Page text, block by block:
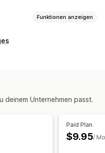
Funktionen anzeigen
deinem Unternehmen passt.
Paid Plan
$9.95/